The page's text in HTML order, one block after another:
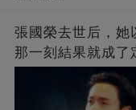
張國榮去世后，她
那一刻結果就成了